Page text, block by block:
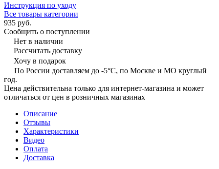
Инструкция по уходу
Все товары категории
935 руб.
Сообщить о поступлении
Нет в наличии
Рассчитать доставку
Хочу в подарок
По России доставляем до -5°C, по Москве и МО круглый
год.
Цена действительна только для интернет-магазина и может
отличаться от цен в розничных магазинах
Описание
Отзывы
Характеристики
Видео
Оплата
Доставка